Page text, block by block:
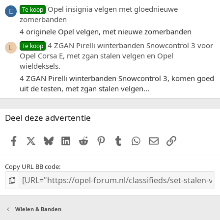
E Te koop Opel insignia velgen met gloednieuwe
zomerbanden
4 originele Opel velgen, met nieuwe zomerbanden
L Te koop 4 ZGAN Pirelli winterbanden Snowcontrol 3 voor
Opel Corsa E, met zgan stalen velgen en Opel
wieldeksels.
4 ZGAN Pirelli winterbanden Snowcontrol 3, komen goed
uit de testen, met zgan stalen velgen...
Deel deze advertentie
FacebookX (Twitter)
BlueskyLinkedIn
Reddit PinterestTumblr WhatsApp
E-mailLink
Copy URL BB code
Wielen & Banden